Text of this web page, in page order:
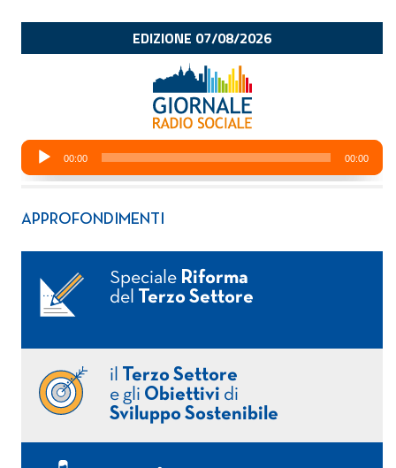
APPROFONDIMENTI
Speciale Riforma
del
Terzo Settore
il
Terzo Settore
e gli Obiettivi di
Sviluppo Sostenibile